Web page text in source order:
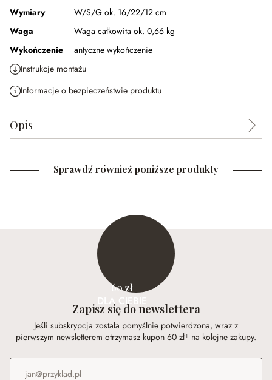
Wymiary
W/S/G ok. 16/22/12 cm
Waga
Waga całkowita ok. 0,66 kg
Wykończenie
antyczne wykończenie
Instrukcje montażu
Informacje o bezpieczeństwie produktu
Opis
Sprawdź również poniższe produkty
60 zł
DLA CIEBIE
Zapisz się do newslettera
Jeśli subskrypcja została pomyślnie potwierdzona, wraz z
pierwszym newsletterem otrzymasz kupon 60 zł¹ na kolejne zakupy.
Adres e-mail